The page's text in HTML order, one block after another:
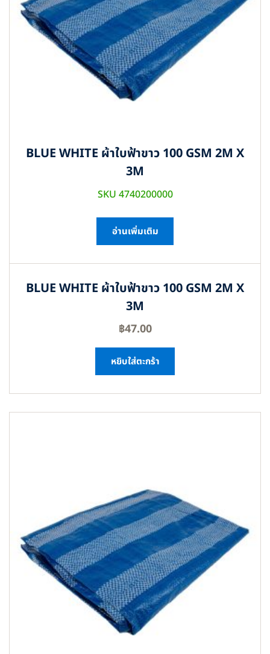
BLUE WHITE ผ้าใบฟ้าขาว 100 GSM 2M X
3M
SKU 4740200000
อ่านเพิ่มเติม
BLUE WHITE ผ้าใบฟ้าขาว 100 GSM 2M X
3M
฿47.00
หยิบใส่ตะกร้า